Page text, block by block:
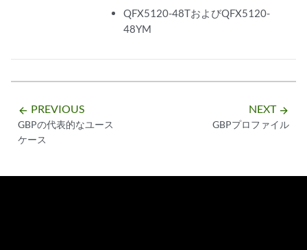
QFX5120-48TおよびQFX5120-
48YM
arrow_backward PREVIOUS
GBPの代表的なユース
ケース
NEXT arrow_forward
GBPプロファイル